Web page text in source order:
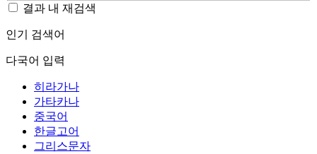
결과 내 재검색
인기 검색어
다국어 입력
히라가나
가타카나
중국어
한글고어
그리스문자